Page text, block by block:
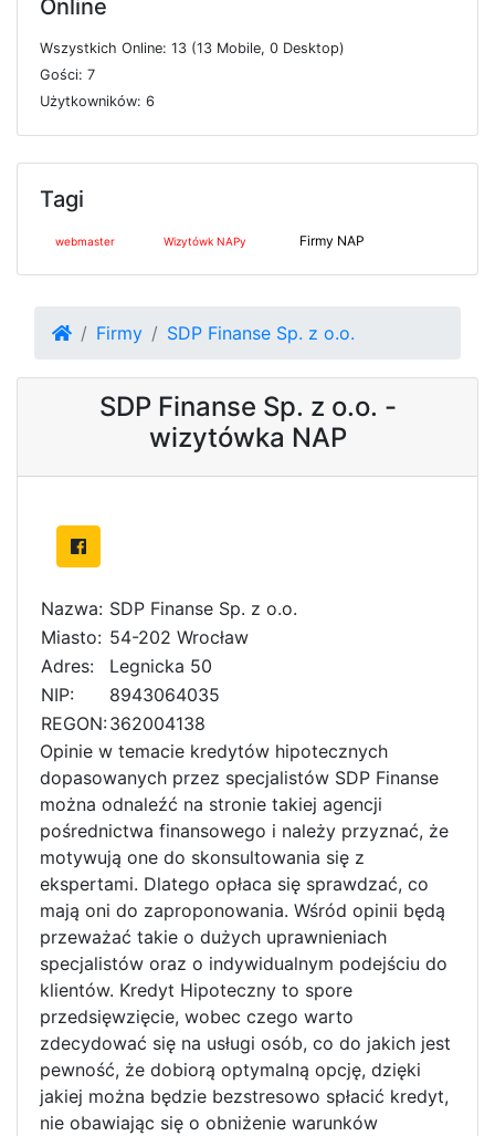
Online
Wszystkich Online: 13 (13 Mobile, 0 Desktop)
Gości: 7
Użytkowników: 6
Tagi
webmaster Wizytówk NAPy Firmy NAP
Firmy SDP Finanse Sp. z o.o.
SDP Finanse Sp. z o.o. -
wizytówka NAP
Nazwa: SDP Finanse Sp. z o.o.
Miasto: 54-202 Wrocław
Adres:
Legnicka 50
NIP:
8943064035
REGON:362004138
Opinie w temacie kredytów hipotecznych
dopasowanych przez specjalistów SDP Finanse
można odnaleźć na stronie takiej agencji
pośrednictwa finansowego i należy przyznać, że
motywują one do skonsultowania się z
ekspertami. Dlatego opłaca się sprawdzać, co
mają oni do zaproponowania. Wśród opinii będą
przeważać takie o dużych uprawnieniach
specjalistów oraz o indywidualnym podejściu do
klientów. Kredyt Hipoteczny to spore
przedsięwzięcie, wobec czego warto
zdecydować się na usługi osób, co do jakich jest
pewność, że dobiorą optymalną opcję, dzięki
jakiej można będzie bezstresowo spłacić kredyt,
nie obawiając się o obniżenie warunków